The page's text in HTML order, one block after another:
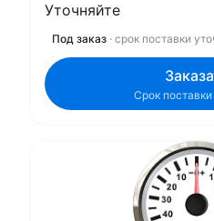
Уточняйте
Под заказ · срок поставки
Срок